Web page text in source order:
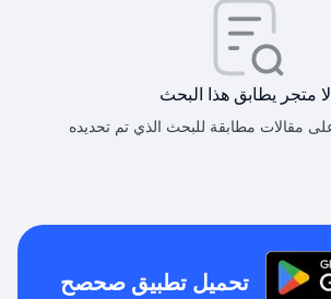
لا متجر يطابق هذا البحث
تحميل تطبيق صحصح